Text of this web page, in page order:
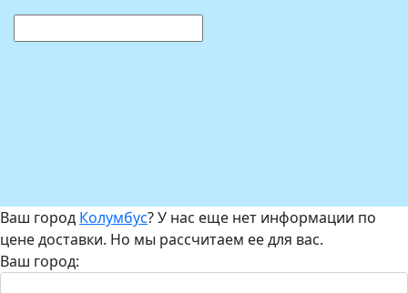
Ваш город Колумбус? У нас еще нет информации по
цене доставки. Но мы рассчитаем ее для вас.
Ваш город: